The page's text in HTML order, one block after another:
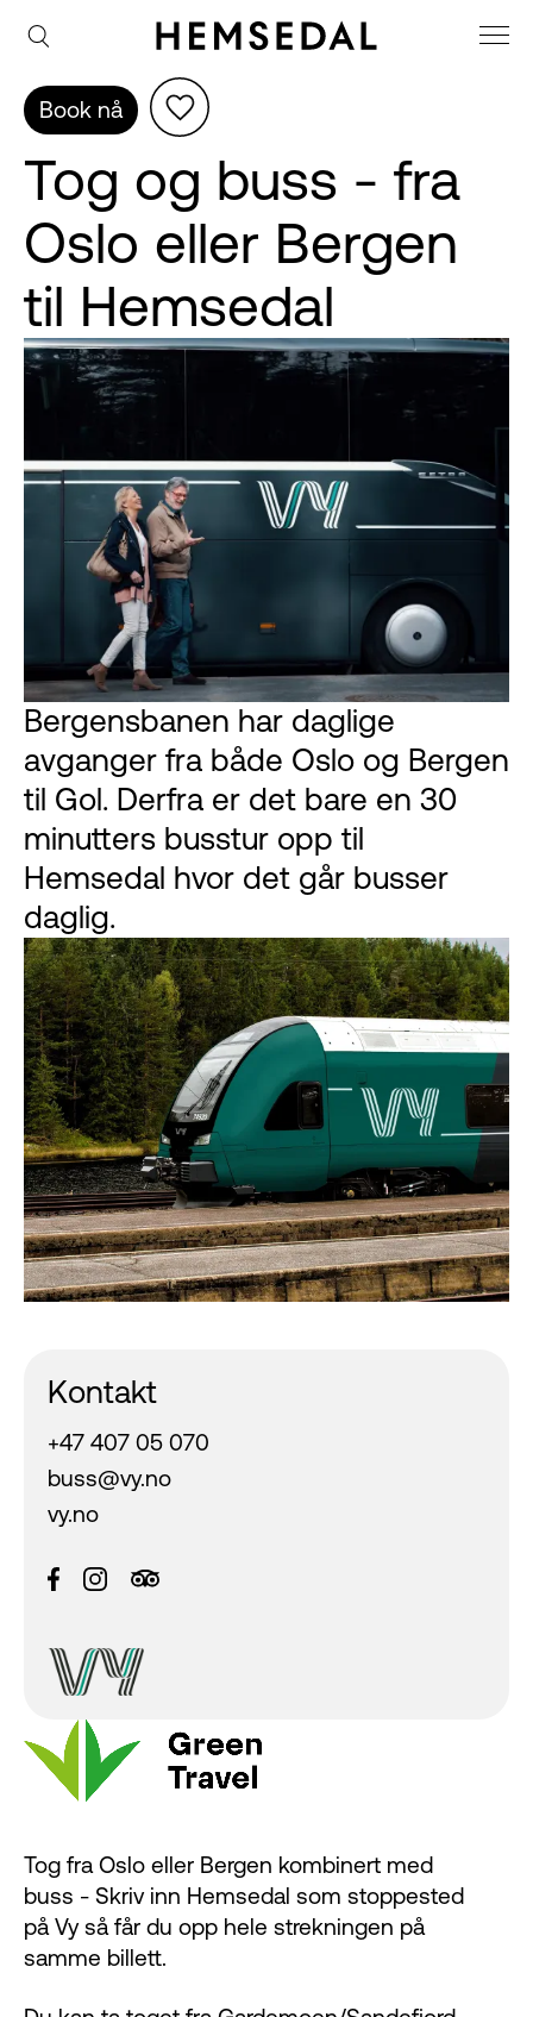
Book nå
Tog og buss - fra
Oslo eller Bergen
til Hemsedal
Bergensbanen har daglige
avganger fra både Oslo og Bergen
til Gol. Derfra er det bare en 30
minutters busstur opp til
Hemsedal hvor det går busser
daglig.
Tog fra Oslo eller Bergen kombinert med
buss - Skriv inn Hemsedal som stoppested
på Vy så får du opp hele strekningen på
samme billett.
Kontakt
+47 407 05 070
buss@vy.no
vy.no